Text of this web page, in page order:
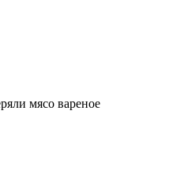
мясо вареное